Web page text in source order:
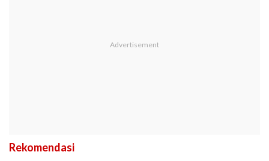
Rekomendasi